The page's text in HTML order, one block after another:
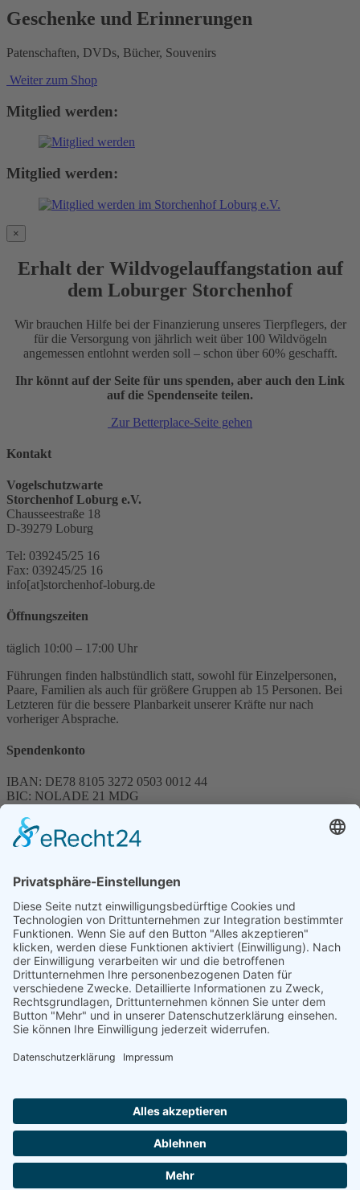
Geschenke und Erinnerungen
Patenschaften, DVDs, Bücher, Souvenirs
Weiter zum Shop
Mitglied werden:
Mitglied werden:
×
Erhalt der Wildvogelauffangstation auf
dem Loburger Storchenhof
Wir brauchen Hilfe bei der Finanzierung unseres Tierpflegers, der
für die Versorgung von jährlich weit über 100 Wildvögeln
angemessen entlohnt werden soll – schon über 60% geschafft.
Ihr könnt auf der Seite für uns spenden, aber auch den Link
auf die Spendenseite teilen.
Zur Betterplace-Seite gehen
Kontakt
Vogelschutzwarte
Storchenhof Loburg e.V.
Chausseestraße 18
D-39279 Loburg
Tel: 039245/25 16
Fax: 039245/25 16
info[at]storchenhof-loburg.de
Öffnungszeiten
täglich 10:00 – 17:00 Uhr
Führungen finden halbstündlich statt, sowohl für Einzelpersonen,
Paare, Familien als auch für größere Gruppen ab 15 Personen. Bei
Letzteren für die bessere Planbarkeit unserer Kräfte nur nach
vorheriger Absprache.
Spendenkonto
IBAN: DE78 8105 3272 0503 0012 44
BIC: NOLADE 21 MDG
Spenden können steuerlich abgesetzt werden
Förderung
© 1987 – 2025
Storchenhof Loburg e.V.
Alle Rechte vorbehalten.
Cookie-Einstellungen
Navigation überspringen
Impressum
Haftungsausschluss
Facebook
YouTube